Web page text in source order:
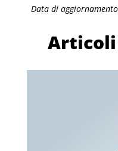
Data di